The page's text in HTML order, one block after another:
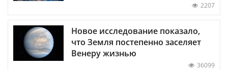
2207
Новое исследование показало,
что Земля постепенно заселяет
Венеру жизнью
36099